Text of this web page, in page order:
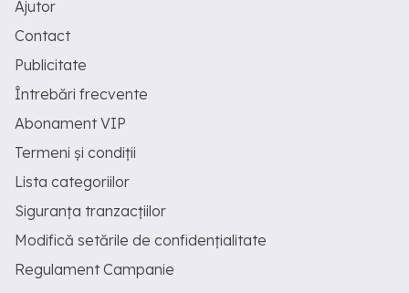
Ajutor
Contact
Publicitate
Întrebări frecvente
Abonament VIP
Termeni și condiții
Lista categoriilor
Siguranța tranzacțiilor
Modifică setările de confidențialitate
Regulament Campanie